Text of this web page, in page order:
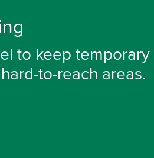
to keep
to-reach areas.